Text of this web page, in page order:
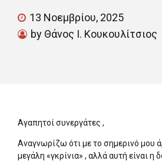
13 Νοεμβρίου, 2025
by Θάνος Ι. Κουκουλίτσιος
Αγαπητοί συνεργάτες ,
Αναγνωρίζω ότι με το σημερινό μου
μεγάλη «γκρίνια» , αλλά αυτή είναι η